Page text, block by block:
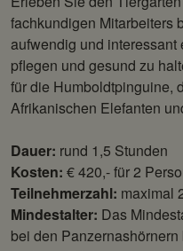
fachkundigen Mitarbeiters
aufwendig und interessant
pflegen und gesund zu
für die Humboldtpinguine,
Afrikanischen Elefanten
Dauer: rund 1,5 Stunden
Kosten: € 420,- für 2
Teilnehmerzahl: maximal
Mindestalter: Das
bei den